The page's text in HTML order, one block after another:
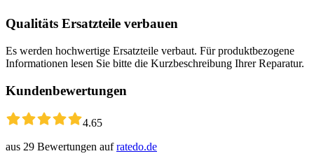
Qualitäts Ersatzteile verbauen
Es werden hochwertige Ersatzteile verbaut. Für produktbezogene
Informationen lesen Sie bitte die Kurzbeschreibung Ihrer Reparatur.
Kundenbewertungen
4.65
aus 29 Bewertungen auf ratedo.de